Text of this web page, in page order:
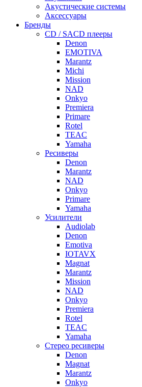
Акустические системы
Аксессуары
Бренды
CD / SACD плееры
Denon
EMOTIVA
Marantz
Michi
Mission
NAD
Onkyo
Premiera
Primare
Rotel
TEAC
Yamaha
Ресиверы
Denon
Marantz
NAD
Onkyo
Primare
Yamaha
Усилители
Audiolab
Denon
Emotiva
IOTAVX
Magnat
Marantz
Mission
NAD
Onkyo
Premiera
Rotel
TEAC
Yamaha
Стерео ресиверы
Denon
Magnat
Marantz
Onkyo